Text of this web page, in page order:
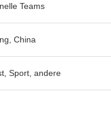
Teams
China
Sport, andere